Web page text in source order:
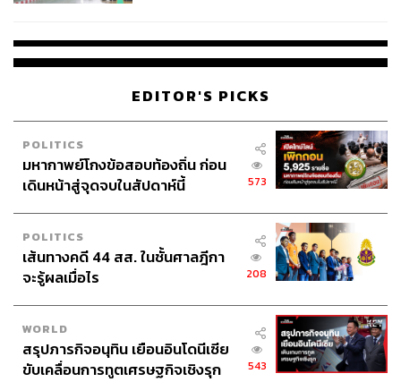
ในกระแสคลื่นใหม่ของโลกที่ถาโถมด้วยปัญญาประดิษฐ์ AI
ถือเป็นอีกหนึ่งขุมพลังอย่างAI and Data Analytics
ซึ่งถือว่า
AI เป็นเสมือน Infrastructure ขององค์กรดิจิทัลในโลกปัจจุบัน
ไปแล้วในการเจาะอินไซต์และวางกลยุทธ์บริษัท
นอกจากนี้ AIS ยังมีขุมพลังด้านอุตสาหกรรมอย่างIndustry
Transformationที่สนับสนุนให้นำเทคโนโลยีไปทรานส์
ฟอร์มองค์กรธุรกิจในทุกระดับ ตั้งแต่ SMEs ไปจนถึงระดับ
อุตสาหกรรมต่างๆ โดยเฉพาะในกลุ่มอุตสาหกรรมการผลิต,
ธุรกิจขนส่งและโลจิสติกส์, ธุรกิจอสังหาริมทรัพย์และค้าปลีก,
องค์กรสาธารณะและภาครัฐ
EDITOR'S PICKS
POLITICS
มหากาพย์โกงข้อสอบท้องถิ่น ก่อน
เดินหน้าสู่จุดจบในสัปดาห์นี้
573
POLITICS
เส้นทางคดี 44 สส. ในชั้นศาลฎีกา
จะรู้ผลเมื่อไร
208
WORLD
สรุปภารกิจอนุทิน เยือนอินโดนีเซีย
ขับเคลื่อนการทูตเศรษฐกิจเชิงรุก
543